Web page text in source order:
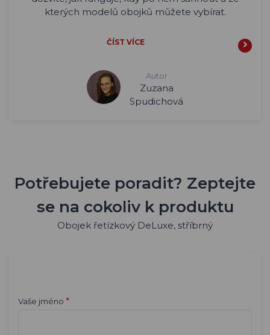
kterých modelů obojků můžete vybírat.
ČÍST VÍCE
Autor
Zuzana
Spudichová
Potřebujete poradit? Zeptejte
se na cokoliv k produktu
Obojek řetízkový DeLuxe, stříbrný
Vaše jméno *